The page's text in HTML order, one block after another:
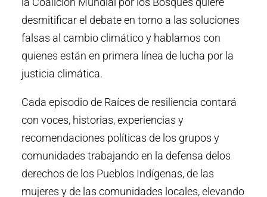
desmitificar el debate en torno a las soluciones
falsas al cambio climático y hablamos con
quienes están en primera línea de lucha por la
justicia climática.
Cada episodio de Raíces de resiliencia contará
con voces, historias, experiencias y
recomendaciones políticas de los grupos y
comunidades trabajando en la defensa delos
derechos de los Pueblos Indígenas, de las
mujeres y de las comunidades locales, elevando